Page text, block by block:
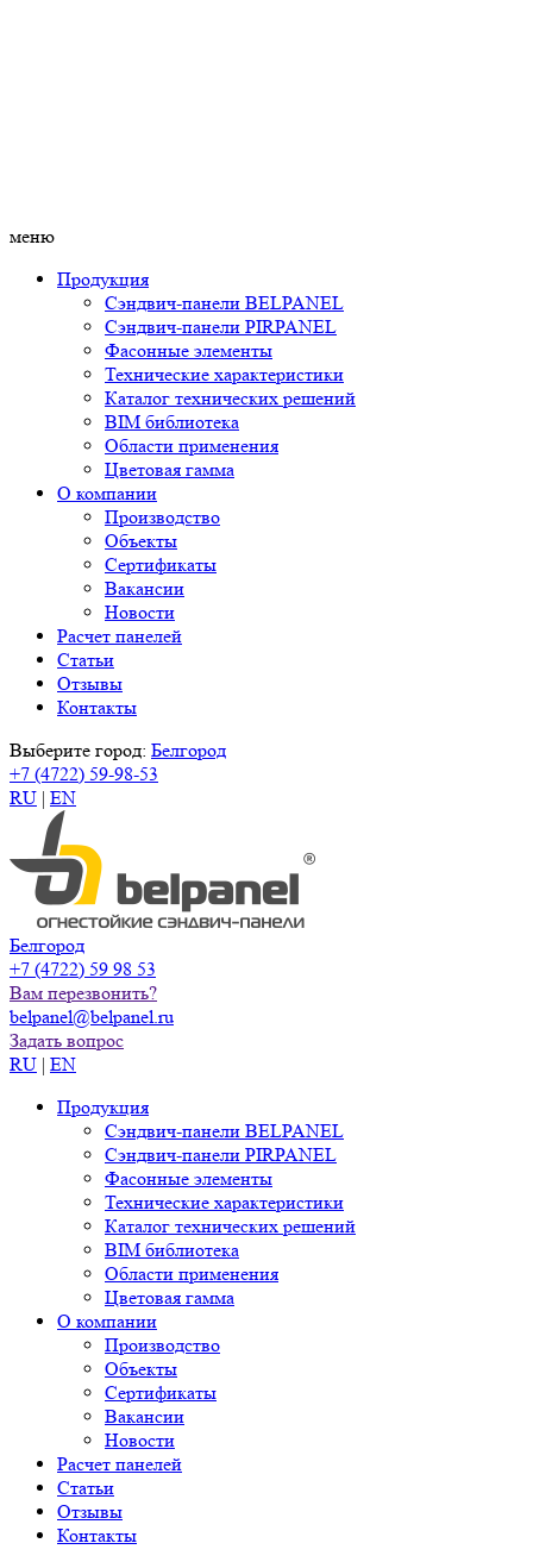
меню
Продукция
Сэндвич-панели BELPANEL
Сэндвич-панели PIRPANEL
Фасонные элементы
Технические характеристики
Каталог технических решений
BIM библиотека
Области применения
Цветовая гамма
О компании
Производство
Объекты
Сертификаты
Вакансии
Новости
Расчет панелей
Статьи
Отзывы
Контакты
Выберите город: Белгород
+7 (4722) 59-98-53
RU | EN
Белгород
+7 (4722) 59 98 53
Вам перезвонить?
belpanel@belpanel.ru
Задать вопрос
RU | EN
Продукция
Сэндвич-панели BELPANEL
Сэндвич-панели PIRPANEL
Фасонные элементы
Технические характеристики
Каталог технических решений
BIM библиотека
Области применения
Цветовая гамма
О компании
Производство
Объекты
Сертификаты
Вакансии
Новости
Расчет панелей
Статьи
Отзывы
Контакты